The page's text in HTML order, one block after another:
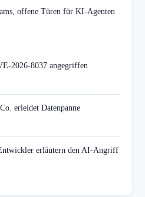
offene Türen für KI-Agenten
2026-8037 angegriffen
erleidet Datenpanne
erläutern den AI-Angriff